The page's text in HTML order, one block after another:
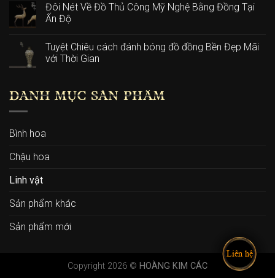
Liên hệ
Đôi Nét Về Đồ Thủ Công Mỹ Nghệ Bằng Đồng Tại
Ấn Độ
Tuyệt Chiêu cách đánh bóng đồ đồng Bền Đẹp Mãi
với Thời Gian
DANH MỤC SẢN PHẨM
Bình hoa
Chậu hoa
Linh vật
Sản phẩm khác
Sản phẩm mới
Copyright 2026 © HOÀNG KIM CÁC